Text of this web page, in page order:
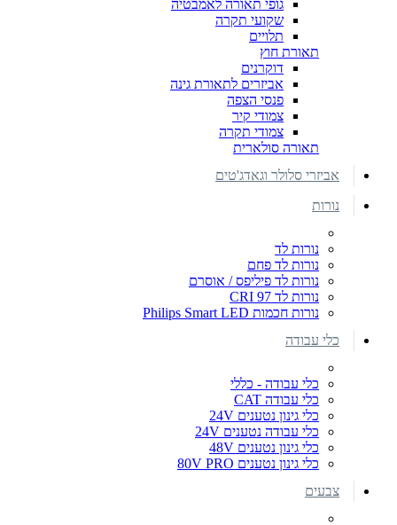
גופי תאורה לאמבטיה
שקועי תקרה
תלויים
תאורת חוץ
דוקרנים
אביזרים לתאורת גינה
פנסי הצפה
צמודי קיר
צמודי תקרה
תאורה סולארית
אביזרי סלולר וגאדג'טים
נורות
נורות לד
נורות לד פחם
נורות לד פיליפס / אוסרם
נורות לד CRI 97
נורות חכמות Philips Smart LED
כלי עבודה
כלי עבודה - כללי
כלי עבודה CAT
כלי גינון נטענים 24V
כלי עבודה נטענים 24V
כלי גינון נטענים 48V
כלי גינון נטענים 80V PRO
צבעים